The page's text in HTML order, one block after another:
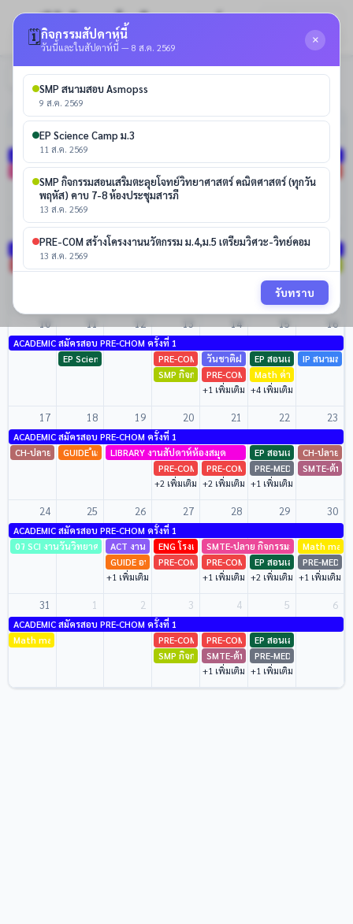
🗓️กิจกรรมสัปดาห์นี้
วันนี้และในสัปดาห์นี้ — 8 ส.ค. 2569
×
SMP สนามสอบ Asmopss
9 ส.ค. 2569
EP Science Camp ม.3
11 ส.ค. 2569
SMP กิจกรรมสอนเสริมตะลุยโจทย์วิทยาศาสตร์ คณิตศาสตร์ (ทุกวัน
พฤหัส) คาบ 7-8 ห้องประชุมสารภี
13 ส.ค. 2569
PRE-COM สร้างโครงงานนวัตกรรม ม.4,ม.5 เตรียมวิศวะ-วิทย์คอม
13 ส.ค. 2569
PRE-COM สร้างโครงงานนวัตกรรม ม.6 เตรียมวิศวะ-วิทย์คอม
SMTE-ต้น เสริมศักยภาพ SMTE ม.ต้น
14 ส.ค. 2569
📅 วันชาติฝรั่งเศส และ วันชาติเกาหลี
SMP เรียนเสริมศักยภาพวิทยาศาสตร์ คณิตศาสตร์ เทอม 1 ม.1/5-
1/6 (pre SMP)
15 ส.ค. 2569
EP สอนเสริมเพิ่มความรู้
15 ส.ค. 2569
รับทราบ
☰
ปฏิทินวิชาการ โรงเรียนจอมสุรางค์
อุปถัมภ์
วันนี้ สิงหาคม 2569
จ. อ. พ. พฤ. ศ. ส. อา.
27
ACADEMIC สมัครสอบ PRE-CHOM ครั้งที่ 1
SMTE-ปลาย ค่ายส่งเสริมอัจฉริยภาพทางวิทยาศาสตร์ ม.4/1 - ม.6/1 SMTE ม.ปลาย
28
HOLIDAY วันเข้าพรรษาPRE-COM สร้างโครงงานนวัตกรรม
SMTE-ต้น เสริมศักยภาพ SMTE ม.ต้น
PRE-COM **ฝึกอบรมก
EP สอนเสริมเพิ่มความรู้
3
ACADEMIC สมัครสอบ PRE-CHOM ครั้งที่ 1
CH-ต้น กิจกรรมเผยแพร่ภาษาและวัฒนธรรมจีนให้แก่นักเรียน ม.1/4 ม.2/4 และ ม
4 5 6 7 8
EP สอนเสริมเพิ่มความรู้
PRE-MED เรียนเสริมควา
+2 เพิ่มเติม
SMP สนา
10
ACADEMIC สมัครสอบ PRE-CHOM ครั้งที่ 1
11
EP Science Camp ม.3
12 13
PRE-COM สร้างโครงงานนวัตกรรม ม.4,ม.5 เตรี
SMP กิจกรรมสอนเสริมตะลุยโจทย์วิทยาศาสต
14
วันชาติฝรั่งเศส และ วันชาติเกาหลี
PRE-COM สร้างโครงงานนวัตกรรม
+1 เพิ่มเติม
15
EP สอนเสริมเพิ่มความรู้
Math ค่าย Maths day
+4 เพิ่มเติม
16
IP สนามสอบ
17
ACADEMIC สมัครสอบ PRE-CHOM ครั้งที่ 1
CH-ปลาย ติว A level ภาษาจีน นักเรียนแผนการเรียนภาษาจีน
18
GUIDE ํแกนนำ YC ศึกษาดูงาน
19
LIBRARY งานสัปดาห์ห้องสมุด
20
PRE-COM สร้างโครงงานนวัตกรรม ม.4,ม.5 เตรี
+2 เพิ่มเติม
21
PRE-COM สร้างโครงงานนวัตกรรม
+2 เพิ่มเติม
22
EP สอนเสริมเพิ่มความรู้
PRE-MED เรียนเสริมควา
+1 เพิ่มเติม
23
CH-ปลาย ส
SMTE-ต้น
24
ACADEMIC สมัครสอบ PRE-CHOM ครั้งที่ 1
07 SCI งานวันวิทยาศาสตร์
25 26
ACT งานสัปดาห์วิทยาศาสตร์ ณ โรงเรียนจอมสุรางค์อุปถัมภ์
GUIDE อบรมนักเรียนแกนนำ YC เพื่อนที่ปรึกษา
+1 เพิ่มเติม
27
ENG โรงเรียนชลบุรีสุขบท เข้าศึกษาดูงานกลุ่มสา
PRE-COM สร้างโครงงานนวัตกรรม ม.4,ม.5 เตรี
28
SMTE-ปลาย กิจกรรมส่งนักเรียนแข่
PRE-COM สร้างโครงงานนวัตกรรม
+1 เพิ่มเติม
29
EP สอนเสริมเพิ่มความรู้
+2 เพิ่มเติม
30
Math
PRE-MED
+1 เพิ่มเติม
31
ACADEMIC สมัครสอบ PRE-CHOM ครั้งที่ 1
Math math level up camp
1 2 3
PRE-COM สร้างโครงงานนวัตกรรม ม.4,ม.5 เตรี
SMP กิจกรรมสอนเสริมตะลุยโจทย์วิทยาศาสต
4
PRE-COM สร้างโครงงานนวัตกรรม
SMTE-ต้น เสริมล่วงหน้าวันเสาร์คทั้ง
+1 เพิ่มเติม
5
EP สอนเสริมเพิ่มความรู้
PRE-MED เรียนเสริมควา
+1 เพิ่มเติม
6